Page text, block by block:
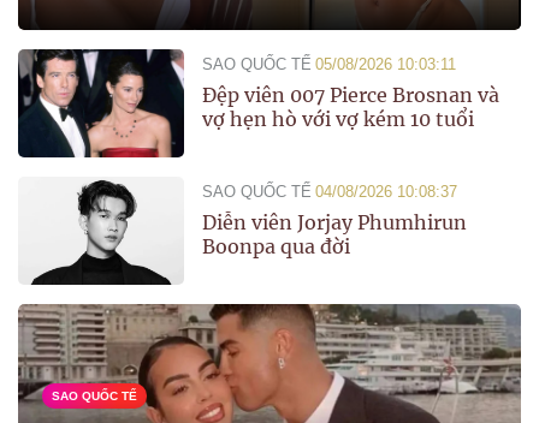
SAO QUỐC TẾ 05/08/2026 10:03:11
Đệp viên 007 Pierce Brosnan và
vợ hẹn hò với vợ kém 10 tuổi
SAO QUỐC TẾ 04/08/2026 10:08:37
Diễn viên Jorjay Phumhirun
Boonpa qua đời
SAO QUỐC TẾ